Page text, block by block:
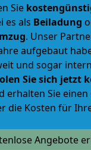
Sie
es als Beiladung
. Unser
aufgebaut
und sogar
Sie sich jetzt
erhalten Sie einen
die Kosten für
Angebote